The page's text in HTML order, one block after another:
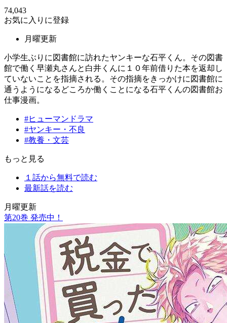
74,043
お気に入りに登録
月曜更新
小学生ぶりに図書館に訪れたヤンキーな石平くん。その図書
館で働く早瀬丸さんと白井くんに１０年前借りた本を返却し
ていないことを指摘される。その指摘をきっかけに図書館に
通うようになるどころか働くことになる石平くんの図書館お
仕事漫画。
#ヒューマンドラマ
#ヤンキー・不良
#教養・文芸
もっと見る
１話から無料で読む
最新話を読む
月曜更新
第20巻 発売中！